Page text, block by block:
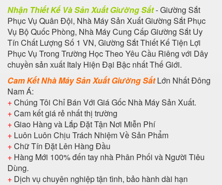
Nhận Thiết Kế Và Sản Xuất Giường Sắt- Giường Sắt
Phục Vụ Quân Đội, Nhà Máy Sản Xuất Giường Sắt Phục
Vụ Bộ Quốc Phòng, Nhà Máy Cung Cấp Giường Sắt Uy
Tín Chất Lượng Số 1 VN, Giường Sắt Thiết Kế Tiện Lợi
Phục Vụ Trong Trường Học Theo Yêu Cầu Riêng với Dây
chuyền sản xuất Italy Hiện Đại Bậc nhất Thế Giới.
Cam Kết Nhà Máy Sản Xuất Giường SắtLớn Nhất Đông
Nam Á:
+Chúng Tôi Chỉ Bán Với Giá Gốc Nhà Máy Sản Xuất.
+Cam kết giá rẻ nhất thị trường
+Giao Hàng và Lắp Đặt Tận Nơi Miễn Phí
+ Luôn Luôn Chịu Trách Nhiệm Về Sản Phẩm
+Chữ Tín Đặt Lên Hàng Đầu
+ Hàng Mới 100% đến tay nhà Phân Phối và Người Tiêu
Dùng.
+ Dịch vụ chuyên nghiệp tận tình, bảo hành dài hạn